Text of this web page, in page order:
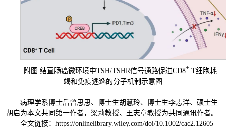
附图 结直肠癌微环境中TSH/TSHR信号通路促进CD8+ T细胞耗
竭和免疫逃逸的分子机制示意图
病理学系博士后曾思思、博士生胡慧玲、博士生李志洋、硕士生
胡启为本文共同第一作者，梁莉教授、王志章教授为共同通讯作者。
全文链接：https://onlinelibrary.wiley.com/doi/10.1002/cac2.12605